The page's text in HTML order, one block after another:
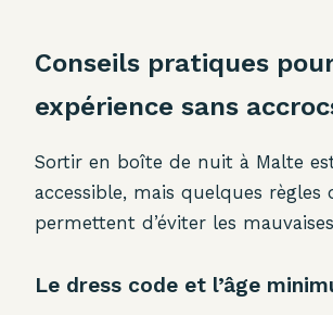
Conseils pratiques
expérience sans
Sortir en boîte de nuit à Malte
accessible, mais quelques règles
permettent d’éviter les
Le dress code et l’âge